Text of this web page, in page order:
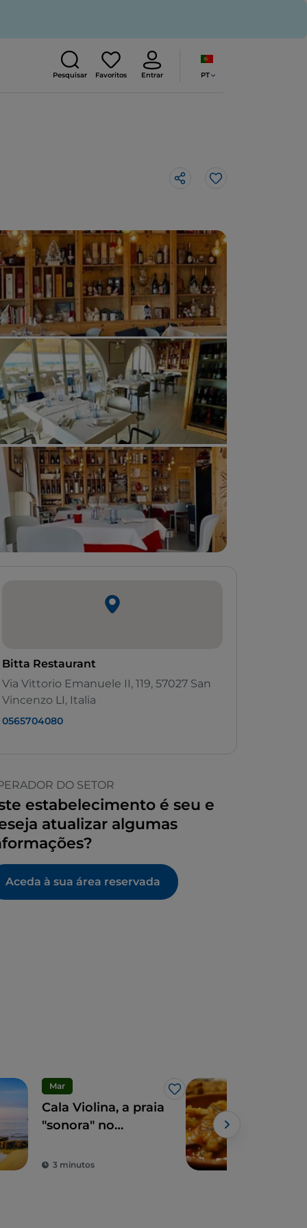
Pesquisar Favoritos Entrar PT
Gosto
Bitta Restaurant
Via Vittorio Emanuele II, 119, 57027 San
Vincenzo LI, Italia
0565704080
DO SETOR
estabelecimento é seu e
atualizar algumas
Aceda à sua área reservada
Mar
Gosto
Cala Violina, a praia
"sonora" no
Maremma
3 minutos